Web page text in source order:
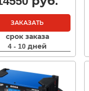
ЗАКАЗАТЬ
срок заказа
4 - 10 дней